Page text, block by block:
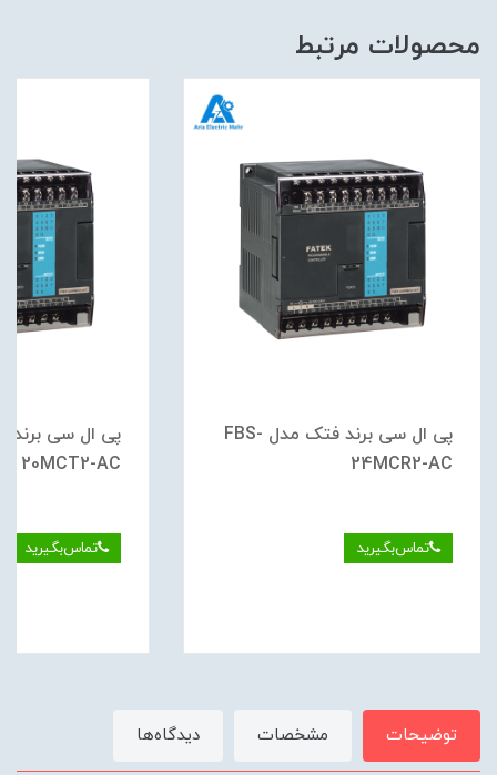
محصولات مرتبط
پی ال سی برند فتک مدل FBS-
24MCR2-AC
تماس‌بگیرید
20MCT2-AC
تماس‌بگیرید
توضیحات مشخصات دیدگاه‌ها